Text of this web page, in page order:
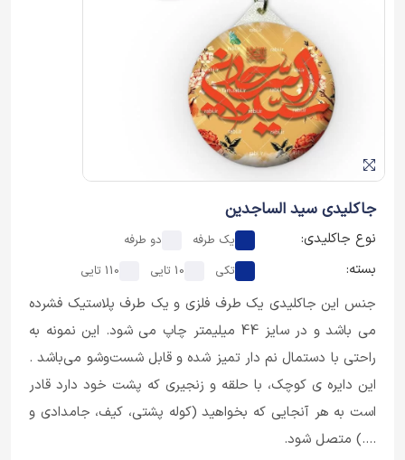
جاکلیدی سید الساجدین
نوع جاکلیدی: یک طرفه دو طرفه
بسته: تکی 10 تایی 110 تایی
جنس این جاکلیدی یک طرف فلزی و یک طرف پلاستیک فشرده
می باشد و در سایز 44 میلیمتر چاپ می شود. این نمونه به
راحتی با دستمال نم دار تمیز شده و قابل شست‌وشو می‌باشد .
این دایره ی کوچک، با حلقه و زنجیری که پشت خود دارد قادر
است به هر آنجایی که بخواهید (کوله پشتی، کیف، جامدادی و
....) متصل شود.